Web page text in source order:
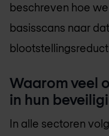
beschreven hoe
basisscans naar
Waarom veel
in hun
In alle sectoren